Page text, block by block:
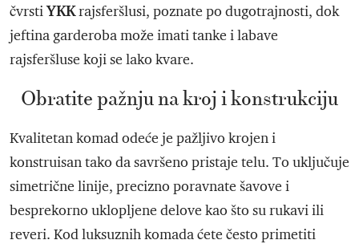
čvrstiYKKrajsferšlusi, poznate po dugotrajnosti, dok
jeftina garderoba može imati tanke i labave
rajsferšluse koji se lako kvare.
Obratite pažnju na kroj i konstrukciju
Kvalitetan komad odeće je pažljivo krojen i
konstruisan tako da savršeno pristaje telu. To uključuje
simetrične linije, precizno poravnate šavove i
besprekorno uklopljene delove kao što su rukavi ili
reveri. Kod luksuznih komada ćete često primetiti